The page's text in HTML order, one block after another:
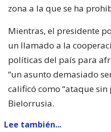
zona a la que se ha
Mientras, el presidente
un llamado a la
políticas del país para
“un asunto demasiado
calificó como “ataque
Bielorrusia.
Lee también...